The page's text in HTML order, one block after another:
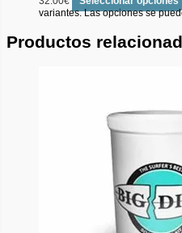
variantes. Las opciones se
Productos